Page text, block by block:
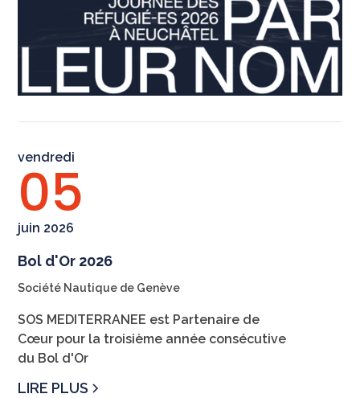
vendredi
05
juin 2026
Bol d'Or 2026
Société Nautique de Genève
SOS MEDITERRANEE est Partenaire de
Cœur pour la troisième année consécutive
du Bol d'Or
LIRE PLUS